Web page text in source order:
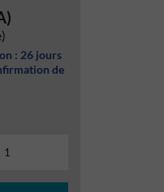
: 26 jours
de